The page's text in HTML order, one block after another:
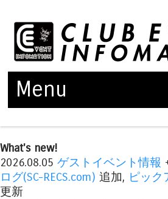
Menu
What's new!
2026.08.05 ゲストイベント情報
ログ(SC-RECS.com) 追加, ピック
更新